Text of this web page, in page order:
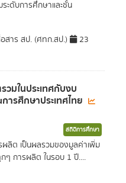
ะดับการศึกษาและชั้น
อสาร สป. (ศทก.สป.)
23
มในประเทศกับงบ
รศึกษาประเทศไทย
สถิติการศึกษา
ลิต เป็นผลรวมของมูลค่าเพิ่ม
ๆ การผลิต ในรอบ 1 ปี....